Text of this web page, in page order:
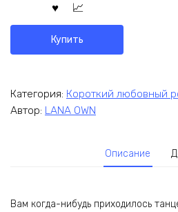
Купить
Категория: Короткий любовный
Автор: LANA OWN
Описание
Вам когда-нибудь приходилось